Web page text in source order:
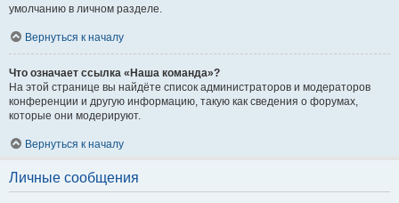
умолчанию в личном разделе.
Вернуться к началу
Что означает ссылка «Наша команда»?
На этой странице вы найдёте список администраторов и модераторов
конференции и другую информацию, такую как сведения о форумах,
которые они модерируют.
Вернуться к началу
Личные сообщения